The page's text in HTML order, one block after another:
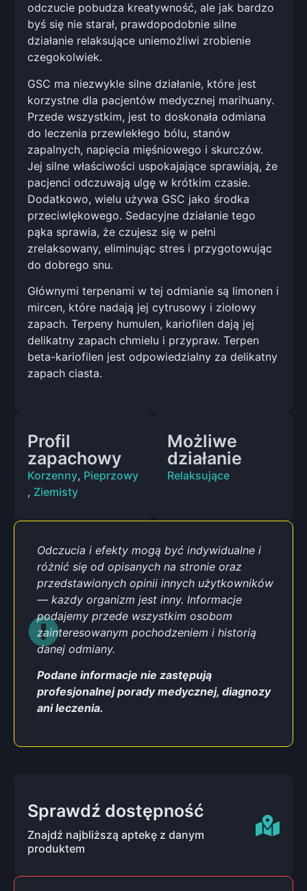
odczucie pobudza kreatywność, ale jak bardzo
byś się nie starał, prawdopodobnie silne
działanie relaksujące uniemożliwi zrobienie
czegokolwiek.
GSC ma niezwykle silne działanie, które jest
korzystne dla pacjentów medycznej marihuany.
Przede wszystkim, jest to doskonała odmiana
do leczenia przewlekłego bólu, stanów
zapalnych, napięcia mięśniowego i skurczów.
Jej silne właściwości uspokajające sprawiają, że
pacjenci odczuwają ulgę w krótkim czasie.
Dodatkowo, wielu używa GSC jako środka
przeciwlękowego. Sedacyjne działanie tego
pąka sprawia, że czujesz się w pełni
zrelaksowany, eliminując stres i przygotowując
do dobrego snu.
Głównymi terpenami w tej odmianie są limonen i
mircen, które nadają jej cytrusowy i ziołowy
zapach. Terpeny humulen, kariofilen dają jej
delikatny zapach chmielu i przypraw. Terpen
beta-kariofilen jest odpowiedzialny za delikatny
zapach ciasta.
Profil
zapachowy
Korzenny, Pieprzowy
, Ziemisty
Możliwe
działanie
Relaksujące
Odczucia i efekty mogą być indywidualne i
różnić się od opisanych na stronie oraz
przedstawionych opinii innych użytkowników
— kazdy organizm jest inny. Informacje
podajemy przede wszystkim osobom
zainteresowanym pochodzeniem i historią
danej odmiany.
Podane informacje nie zastępują
profesjonalnej porady medycznej, diagnozy
ani leczenia.
Sprawdź dostępność
Znajdź najbliższą aptekę z danym
produktem